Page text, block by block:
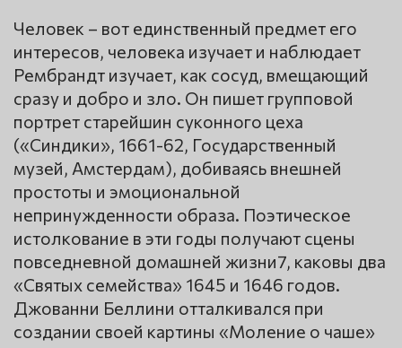
Человек – вот единственный предмет его
интересов, человека изучает и наблюдает
Рембрандт изучает, как сосуд, вмещающий
сразу и добро и зло. Он пишет групповой
портрет старейшин суконного цеха
(«Синдики», 1661-62, Государственный
музей, Амстердам), добиваясь внешней
простоты и эмоциональной
непринужденности образа. Поэтическое
истолкование в эти годы получают сцены
повседневной домашней жизни7, каковы два
«Святых семейства» 1645 и 1646 годов.
Джованни Беллини отталкивался при
создании своей картины «Моление о чаше»